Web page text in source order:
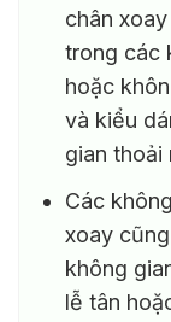
chân
trong các
hoặc
và kiểu
gian thoải
Các
xoay
không
lễ tân